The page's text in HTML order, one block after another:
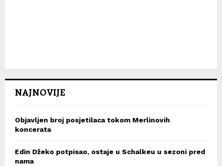
NAJNOVIJE
Objavljen broj posjetilaca tokom Merlinovih
koncerata
Edin Džeko potpisao, ostaje u Schalkeu u sezoni pred
nama